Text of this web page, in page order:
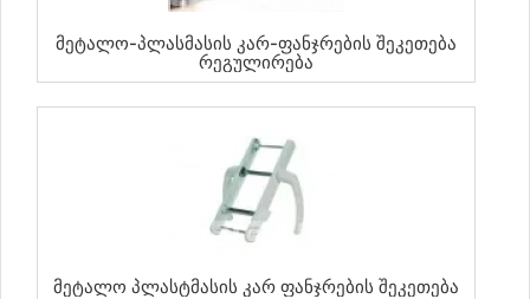
Მეტალო-Პლასმასის Კარ-Ფანჯრების Შეკეთება
Რეგულირება
Მეტალო Პლასტმასის Კარ Ფანჯრების Შეკეთება